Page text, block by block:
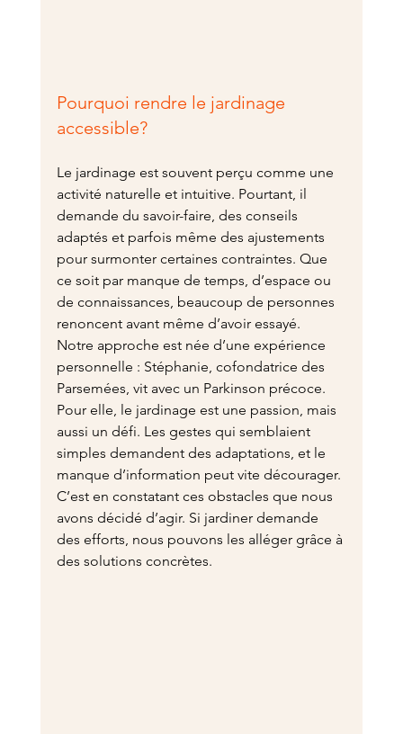
Pourquoi rendre le jardinage
accessible?
Le jardinage est souvent perçu comme une
activité naturelle et intuitive. Pourtant, il
demande du savoir-faire, des conseils
adaptés et parfois même des ajustements
pour surmonter certaines contraintes. Que
ce soit par manque de temps, d’espace ou
de connaissances, beaucoup de personnes
renoncent avant même d’avoir essayé.
Notre approche est née d’une expérience
personnelle : Stéphanie, cofondatrice des
Parsemées, vit avec un Parkinson précoce.
Pour elle, le jardinage est une passion, mais
aussi un défi. Les gestes qui semblaient
simples demandent des adaptations, et le
manque d’information peut vite décourager.
C’est en constatant ces obstacles que nous
avons décidé d’agir. Si jardiner demande
des efforts, nous pouvons les alléger grâce à
des solutions concrètes.